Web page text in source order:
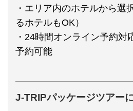
・エリア内のホテルから選
るホテルもOK）
・24時間オンライン予約対
予約可能
J-TRIPパッケージツアー